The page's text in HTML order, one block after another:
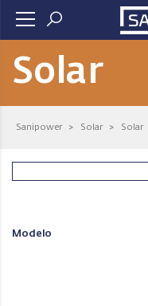
Solar
Sanipower > Solar > Solar
Modelo